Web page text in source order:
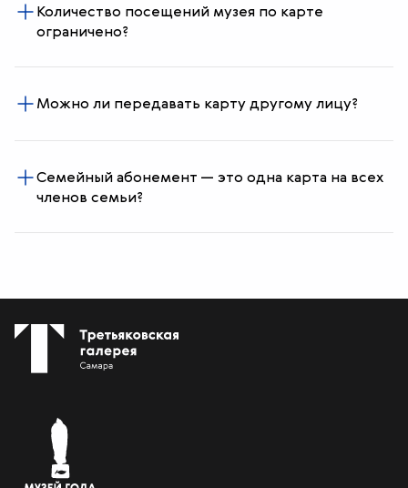
Количество посещений музея по карте
ограничено?
Можно ли передавать карту другому лицу?
Семейный абонемент — это одна карта на всех
членов семьи?